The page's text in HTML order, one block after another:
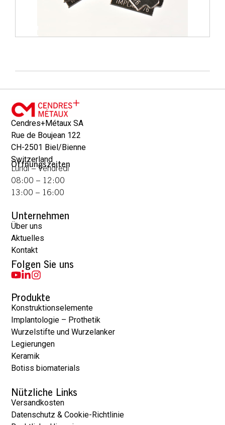
Cendres+Métaux SA
Rue de Boujean 122
CH-2501 Biel/Bienne
Switzerland
Öffnungszeiten
Lundi – Vendredi
08:00 – 12:00
13:00 – 16:00
Unternehmen
Über uns
Aktuelles
Kontakt
Folgen Sie uns
Produkte
Konstruktionselemente
Implantologie – Prothetik
Wurzelstifte und Wurzelanker
Legierungen
Keramik
Botiss biomaterials
Nützliche Links
Versandkosten
Datenschutz & Cookie-Richtlinie